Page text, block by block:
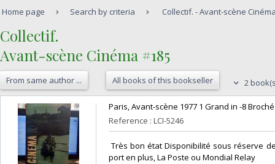
Home page Search by criteria Collectif. - Avant-scène
‎Collectif.‎
‎Avant-scène Cinéma #185‎
From same author ... All books of this bookseller 2
‎Paris, Avant-scène 1977 1 Grand in -8
Reference : LCI-5246
Très bon état Disponibilité sous réserve
port en plus, La Poste ou Mondial Relay‎